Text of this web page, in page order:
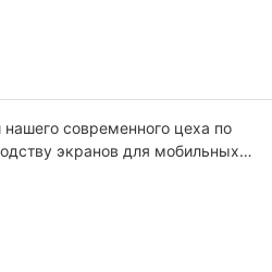
нашего современного цеха по
экранов для мобильных